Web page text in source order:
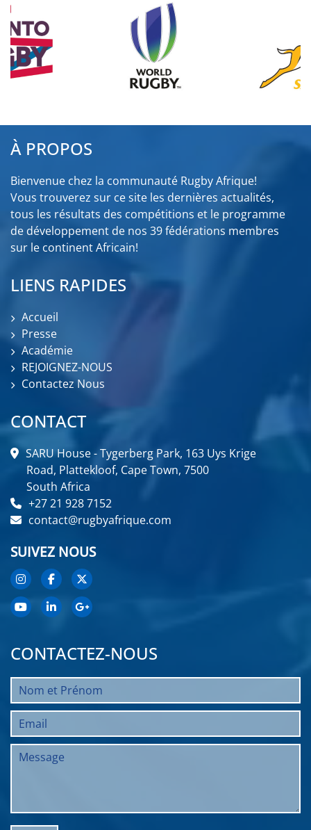
À PROPOS
Bienvenue chez la communauté Rugby Afrique!
Vous trouverez sur ce site les dernières actualités,
tous les résultats des compétitions et le programme
de développement de nos 39 fédérations membres
sur le continent Africain!
LIENS RAPIDES
Accueil
Presse
Académie
REJOIGNEZ-NOUS
Contactez Nous
CONTACT
SARU House - Tygerberg Park, 163 Uys Krige
Road, Plattekloof, Cape Town, 7500
South Africa
+27 21 928 7152
contact@rugbyafrique.com
SUIVEZ NOUS
CONTACTEZ-NOUS